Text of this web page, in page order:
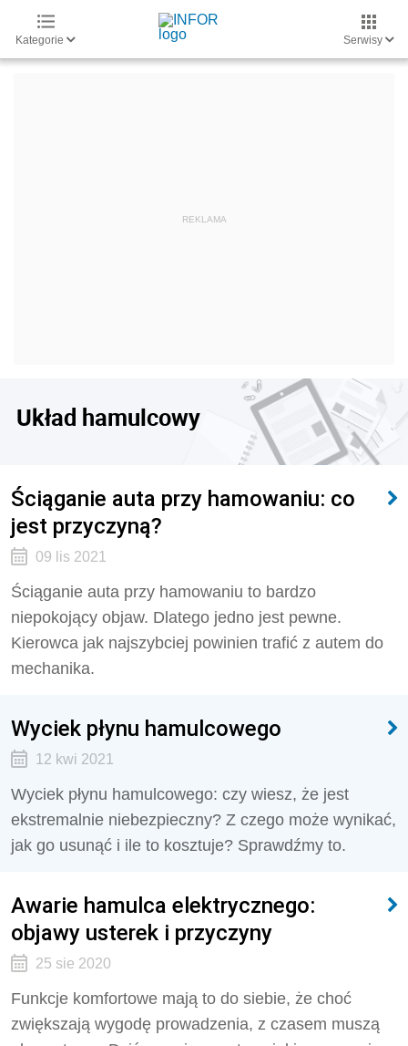
Kategorie Serwisy
Układ hamulcowy
Ściąganie auta przy hamowaniu: co
jest przyczyną?
09 lis 2021
Ściąganie auta przy hamowaniu to bardzo
niepokojący objaw. Dlatego jedno jest pewne.
Kierowca jak najszybciej powinien trafić z autem do
mechanika.
Wyciek płynu hamulcowego
12 kwi 2021
Wyciek płynu hamulcowego: czy wiesz, że jest
ekstremalnie niebezpieczny? Z czego może wynikać,
jak go usunąć i ile to kosztuje? Sprawdźmy to.
Awarie hamulca elektrycznego:
objawy usterek i przyczyny
25 sie 2020
Funkcje komfortowe mają to do siebie, że choć
zwiększają wygodę prowadzenia, z czasem muszą